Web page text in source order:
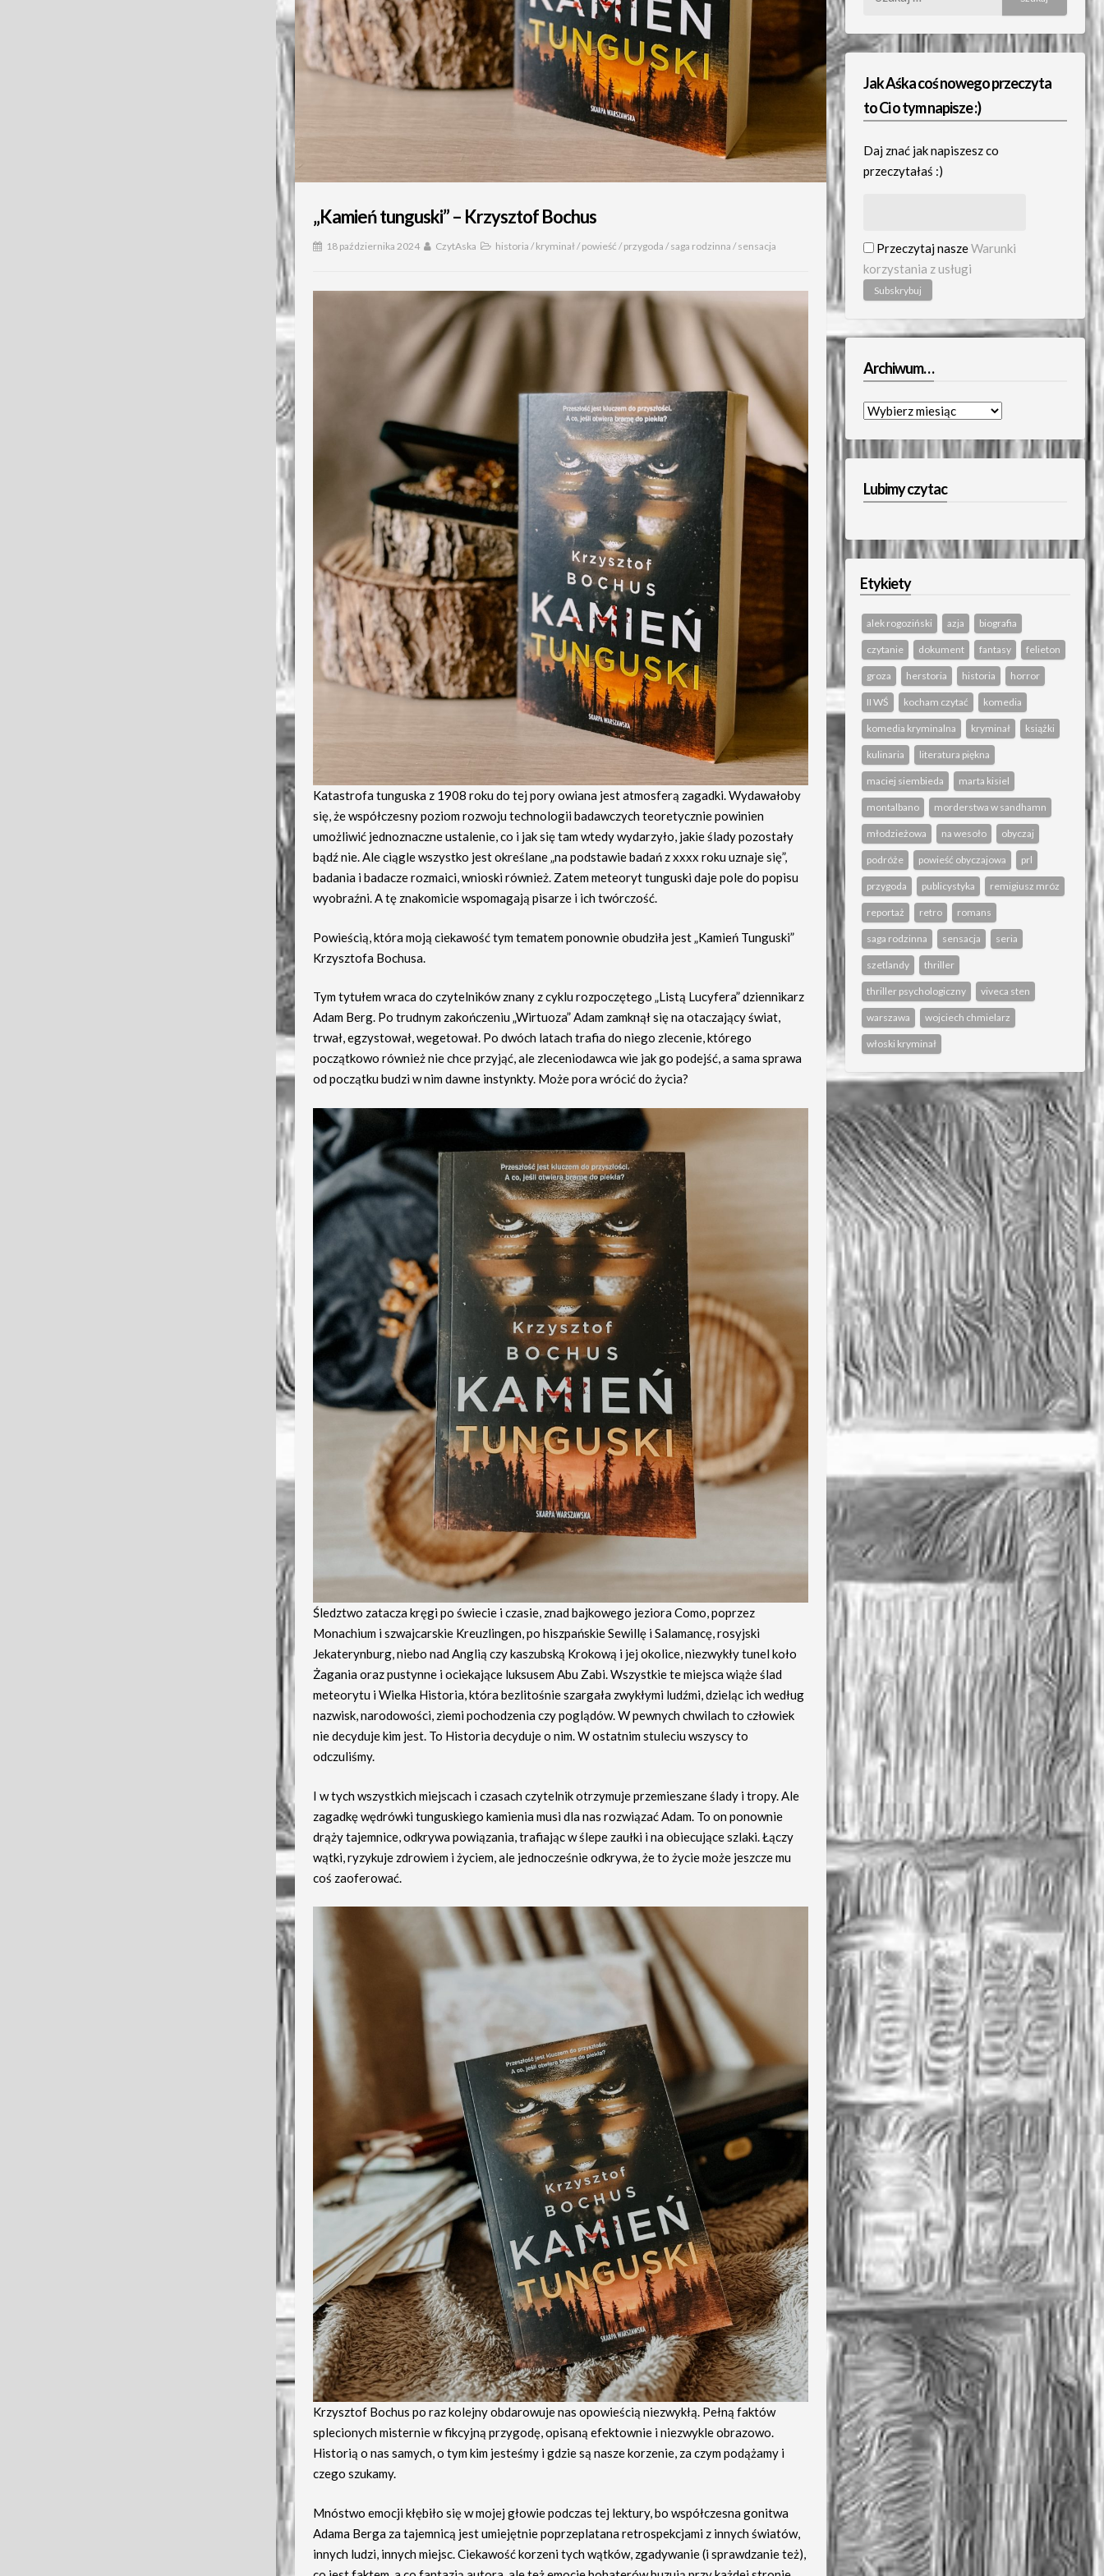
„Kamień tunguski” – Krzysztof Bochus
18 października 2024 CzytAska historia /kryminał/powieść /przygoda /saga rodzinna /sensacja
Katastrofa tunguska z 1908 roku do tej pory owiana jest atmosferą zagadki. Wydawałoby
się, że współczesny poziom rozwoju technologii badawczych teoretycznie powinien
umożliwić jednoznaczne ustalenie, co i jak się tam wtedy wydarzyło, jakie ślady pozostały
bądź nie. Ale ciągle wszystko jest określane „na podstawie badań z xxxx roku uznaje się”,
badania i badacze rozmaici, wnioski również. Zatem meteoryt tunguski daje pole do popisu
wyobraźni. A tę znakomicie wspomagają pisarze i ich twórczość.
Powieścią, która moją ciekawość tym tematem ponownie obudziła jest „Kamień Tunguski”
Krzysztofa Bochusa.
Tym tytułem wraca do czytelników znany z cyklu rozpoczętego „Listą Lucyfera” dziennikarz
Adam Berg. Po trudnym zakończeniu „Wirtuoza” Adam zamknął się na otaczający świat,
trwał, egzystował, wegetował. Po dwóch latach trafia do niego zlecenie, którego
początkowo również nie chce przyjąć, ale zleceniodawca wie jak go podejść, a sama sprawa
od początku budzi w nim dawne instynkty. Może pora wrócić do życia?
Śledztwo zatacza kręgi po świecie i czasie, znad bajkowego jeziora Como, poprzez
Monachium i szwajcarskie Kreuzlingen, po hiszpańskie Sewillę i Salamancę, rosyjski
Jekaterynburg, niebo nad Anglią czy kaszubską Krokową i jej okolice, niezwykły tunel koło
Żagania oraz pustynne i ociekające luksusem Abu Zabi. Wszystkie te miejsca wiąże ślad
meteorytu i Wielka Historia, która bezlitośnie szargała zwykłymi ludźmi, dzieląc ich według
nazwisk, narodowości, ziemi pochodzenia czy poglądów. W pewnych chwilach to człowiek
nie decyduje kim jest. To Historia decyduje o nim. W ostatnim stuleciu wszyscy to
odczuliśmy.
I w tych wszystkich miejscach i czasach czytelnik otrzymuje przemieszane ślady i tropy. Ale
zagadkę wędrówki tunguskiego kamienia musi dla nas rozwiązać Adam. To on ponownie
drąży tajemnice, odkrywa powiązania, trafiając w ślepe zaułki i na obiecujące szlaki. Łączy
wątki, ryzykuje zdrowiem i życiem, ale jednocześnie odkrywa, że to życie może jeszcze mu
coś zaoferować.
Krzysztof Bochus po raz kolejny obdarowuje nas opowieścią niezwykłą. Pełną faktów
splecionych misternie w fikcyjną przygodę, opisaną efektownie i niezwykle obrazowo.
Historią o nas samych, o tym kim jesteśmy i gdzie są nasze korzenie, za czym podążamy i
czego szukamy.
Mnóstwo emocji kłębiło się w mojej głowie podczas tej lektury, bo współczesna gonitwa
Adama Berga za tajemnicą jest umiejętnie poprzeplatana retrospekcjami z innych światów,
innych ludzi, innych miejsc. Ciekawość korzeni tych wątków, zgadywanie (i sprawdzanie też),
Jak Aśka coś nowego przeczyta
to Ci o tym napisze :)
Daj znać jak napiszesz co
przeczytałaś :)
Przeczytaj naszeWarunki
korzystania z usługi
Archiwum…
Archiwum…
Lubimy czytac
Etykiety
alek rogoziński azja biografia
czytanie dokument fantasy felieton
groza herstoria historia horror
II WŚ kocham czytać komedia
komedia kryminalna kryminał książki
kulinaria literatura piękna
maciej siembieda marta kisiel
montalbano morderstwa w sandhamn
młodzieżowa na wesoło obyczaj
podróże powieść obyczajowa prl
przygoda publicystyka remigiusz mróz
reportaż retro romans
saga rodzinna sensacja seria
szetlandy thriller
thriller psychologiczny viveca sten
warszawa wojciech chmielarz
włoski kryminał